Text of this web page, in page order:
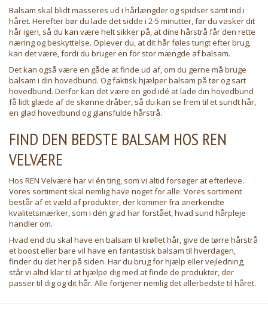
Balsam skal blidt masseres ud i hårlængder og spidser samt ind i
håret. Herefter bør du lade det sidde i 2-5 minutter, før du vasker dit
hår igen, så du kan være helt sikker på, at dine hårstrå får den rette
næring og beskyttelse. Oplever du, at dit hår føles tungt efter brug,
kan det være, fordi du bruger en for stor mængde af balsam.
Det kan også være en gåde at finde ud af, om du gerne må bruge
balsam i din hovedbund. Og faktisk hjælper balsam på tør og sart
hovedbund. Derfor kan det være en god idé at lade din hovedbund
få lidt glæde af de skønne dråber, så du kan se frem til et sundt hår,
en glad hovedbund og glansfulde hårstrå.
FIND DEN BEDSTE BALSAM HOS REN
VELVÆRE
Hos REN Velvære har vi én ting, som vi altid forsøger at efterleve.
Vores sortiment skal nemlig have noget for alle. Vores sortiment
består af et væld af produkter, der kommer fra anerkendte
kvalitetsmærker, som i dén grad har forstået, hvad sund hårpleje
handler om.
Hvad end du skal have en balsam til krøllet hår, give de tørre hårstrå
et boost eller bare vil have en fantastisk balsam til hverdagen,
finder du det her på siden. Har du brug for hjælp eller vejledning,
står vi altid klar til at hjælpe dig med at finde de produkter, der
passer til dig og dit hår. Alle fortjener nemlig det allerbedste til håret.